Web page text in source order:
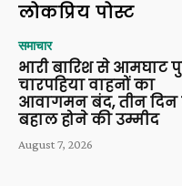
लोकप्रिय पोस्ट
समाचार
भारी बारिश से आमघाट
चारपहिया वाहनों का
आवागमन बंद, तीन दिन
बहाल होने की उम्मीद
August 7, 2026